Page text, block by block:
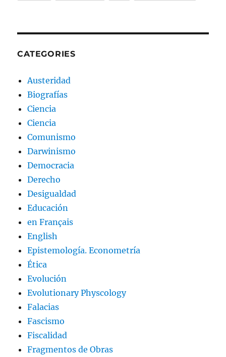
CATEGORIES
Austeridad
Biografías
Ciencia
Ciencia
Comunismo
Darwinismo
Democracia
Derecho
Desigualdad
Educación
en Français
English
Epistemología. Econometría
Ética
Evolución
Evolutionary Physcology
Falacias
Fascismo
Fiscalidad
Fragmentos de Obras